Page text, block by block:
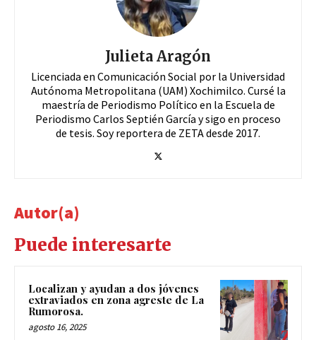
Julieta Aragón
Licenciada en Comunicación Social por la Universidad
Autónoma Metropolitana (UAM) Xochimilco. Cursé la
maestría de Periodismo Político en la Escuela de
Periodismo Carlos Septién García y sigo en proceso
de tesis. Soy reportera de ZETA desde 2017.
Autor(a)
Puede interesarte
Localizan y ayudan a dos jóvenes
extraviados en zona agreste de La
Rumorosa.
agosto 16, 2025